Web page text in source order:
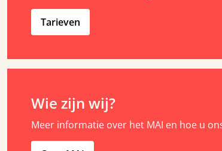
Tarieven
Wie zijn wij?
Meer informatie over het MAI en hoe u